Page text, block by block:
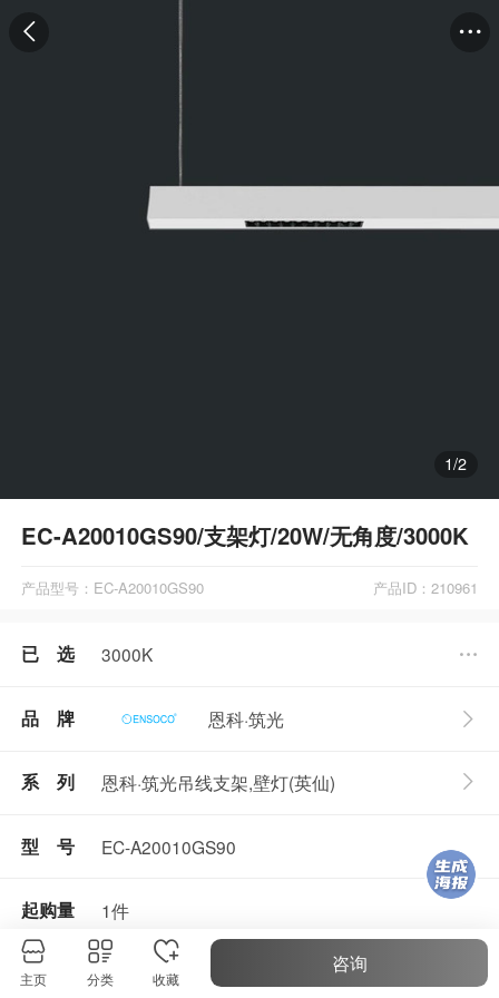
1/2
EC-A20010GS90/支架灯/20W/无角度/3000K
产品型号：EC-A20010GS90 产品ID：210961
已 选 3000K
品 牌 恩科·筑光
系 列 恩科·筑光吊线支架,壁灯(英仙)
型 号 EC-A20010GS90
起购量 1件
产品参数
主页 分类 收藏
咨询